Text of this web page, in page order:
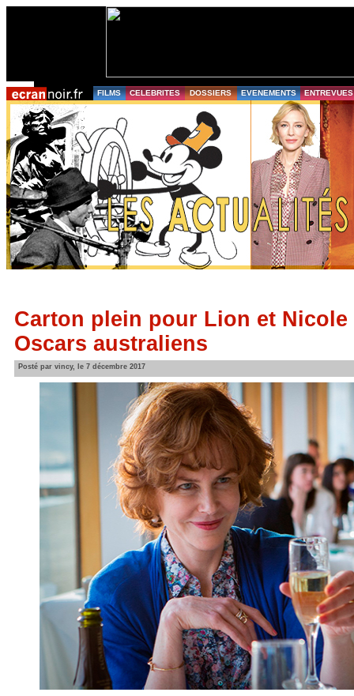
FILMS CELEBRITES DOSSIERS EVENEMENTS ENTREVUES
Carton plein pour Lion et Nicole
Oscars australiens
Posté par vincy, le 7 décembre 2017